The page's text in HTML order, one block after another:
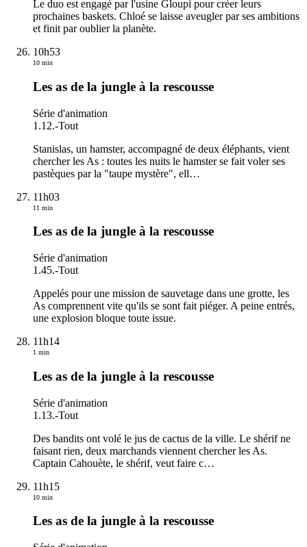
Le duo est engagé par l'usine Gloupi pour créer leurs
prochaines baskets. Chloé se laisse aveugler par ses ambitions
et finit par oublier la planète.
10h53
10 min
Les as de la jungle à la rescousse
Série d'animation
1.12.-Tout
Stanislas, un hamster, accompagné de deux éléphants, vient
chercher les As : toutes les nuits le hamster se fait voler ses
pastèques par la "taupe mystère", ell…
11h03
11 min
Les as de la jungle à la rescousse
Série d'animation
1.45.-Tout
Appelés pour une mission de sauvetage dans une grotte, les
As comprennent vite qu'ils se sont fait piéger. A peine entrés,
une explosion bloque toute issue.
11h14
1 min
Les as de la jungle à la rescousse
Série d'animation
1.13.-Tout
Des bandits ont volé le jus de cactus de la ville. Le shérif ne
faisant rien, deux marchands viennent chercher les As.
Captain Cahouète, le shérif, veut faire c…
11h15
10 min
Les as de la jungle à la rescousse